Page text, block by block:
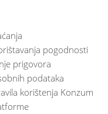
pogodnosti
prigovora
podataka
korištenja Konzum